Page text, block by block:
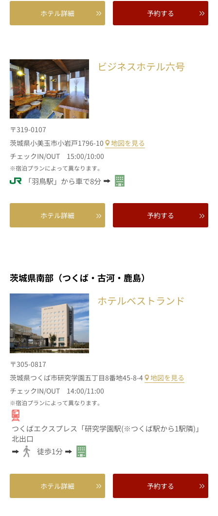
ホテル詳細 予約する
ビジネスホテル六号
〒319-0107
茨城県小美玉市小岩戸1796-10
地図を見る
チェックIN/OUT 15:00/10:00
宿泊プランによって異なります。
「羽鳥駅」から車で8分
ホテル詳細 予約する
茨城県南部（つくば・古河・鹿島）
ホテルベストランド
〒305-0817
茨城県つくば市研究学園五丁目8番地45-8-4
地図を見る
チェックIN/OUT 14:00/11:00
宿泊プランによって異なります。
つくばエクスプレス「研究学園駅(※つくば駅から1駅隣)」
北出口
徒歩1分
ホテル詳細 予約する